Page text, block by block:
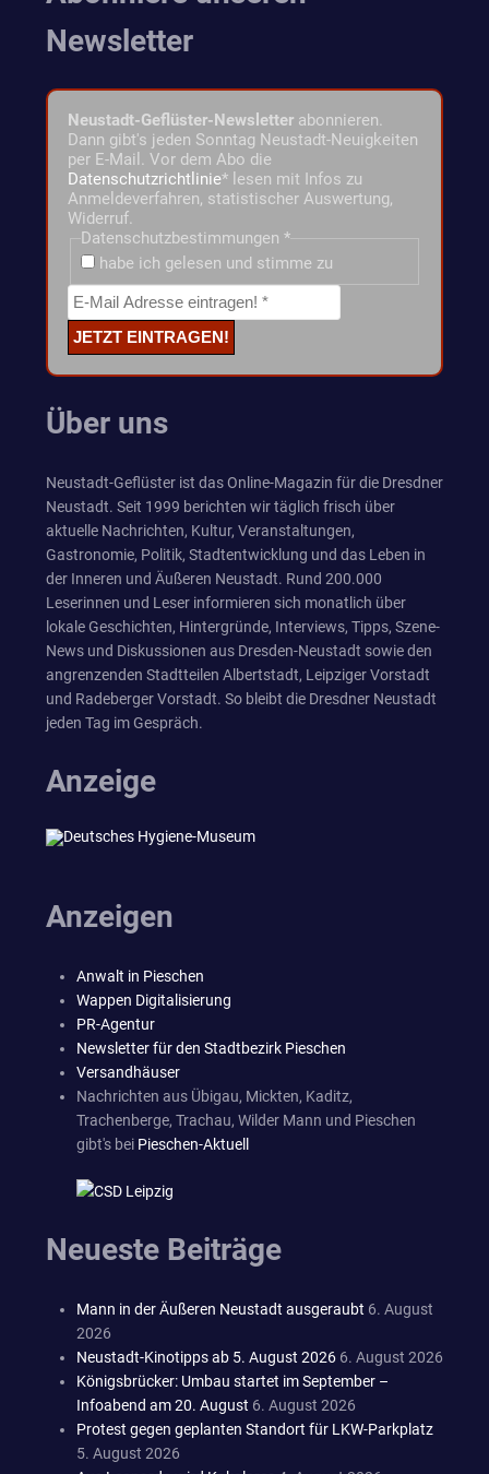
Newsletter
Neustadt-Geflüster-Newsletter abonnieren.
Dann gibt's jeden Sonntag Neustadt-Neuigkeiten
per E-Mail. Vor dem Abo die
Datenschutzrichtlinie* lesen mit Infos zu
Anmeldeverfahren, statistischer Auswertung,
Widerruf.
Datenschutzbestimmungen *
habe ich gelesen und stimme zu
Über uns
Neustadt-Geflüster ist das Online-Magazin für die Dresdner
Neustadt. Seit 1999 berichten wir täglich frisch über
aktuelle Nachrichten, Kultur, Veranstaltungen,
Gastronomie, Politik, Stadtentwicklung und das Leben in
der Inneren und Äußeren Neustadt. Rund 200.000
Leserinnen und Leser informieren sich monatlich über
lokale Geschichten, Hintergründe, Interviews, Tipps, Szene-
News und Diskussionen aus Dresden-Neustadt sowie den
angrenzenden Stadtteilen Albertstadt, Leipziger Vorstadt
und Radeberger Vorstadt. So bleibt die Dresdner Neustadt
jeden Tag im Gespräch.
Anzeige
Anzeigen
Anwalt in Pieschen
Wappen Digitalisierung
PR-Agentur
Newsletter für den Stadtbezirk Pieschen
Versandhäuser
Nachrichten aus Übigau, Mickten, Kaditz,
Trachenberge, Trachau, Wilder Mann und Pieschen
gibt's bei Pieschen-Aktuell
Neueste Beiträge
Mann in der Äußeren Neustadt ausgeraubt 6. August
2026
Neustadt-Kinotipps ab 5. August 2026 6. August 2026
Königsbrücker: Umbau startet im September –
Infoabend am 20. August 6. August 2026
Protest gegen geplanten Standort für LKW-Parkplatz
5. August 2026